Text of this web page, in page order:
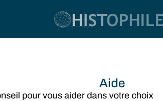
Aide
pour vous aider dans votre choix